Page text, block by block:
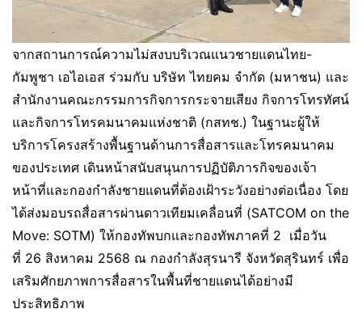
จากสถานการณ์ความไม่สงบบริเวณแนวชายแดนไทย-
กัมพูชา เอไอเอส ร่วมกับ บริษัท ไทยคม จำกัด (มหาชน) และ
สำนักงานคณะกรรมการกิจการกระจายเสียง กิจการโทรทัศน์
และกิจการโทรคมนาคมแห่งชาติ (กสทช.) ในฐานะผู้ให้
บริการโครงสร้างพื้นฐานด้านการสื่อสารและโทรคมนาคม
ของประเทศ เดินหน้าสนับสนุนการปฏิบัติภารกิจของเจ้า
หน้าที่และกองกำลังชายแดนที่ต้องเฝ้าระวังอย่างต่อเนื่อง โดย
ได้ส่งมอบรถสื่อสารผ่านดาวเทียมเคลื่อนที่ (SATCOM on the
Move: SOTM) ให้กองทัพบกและกองทัพภาคที่ 2 เมื่อวัน
ที่ 26 สิงหาคม 2568 ณ กองกำลังสุรนารี จังหวัดสุรินทร์ เพื่อ
เสริมศักยภาพการสื่อสารในพื้นที่ชายแดนได้อย่างมี
ประสิทธิภาพ